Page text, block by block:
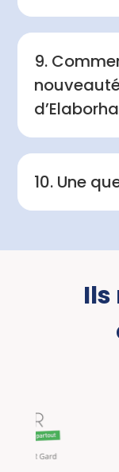
9.
10. Une